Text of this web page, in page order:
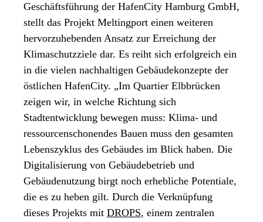
Geschäftsführung der HafenCity Hamburg GmbH,
stellt das Projekt Meltingport einen weiteren
hervorzuhebenden Ansatz zur Erreichung der
Klimaschutzziele dar. Es reiht sich erfolgreich ein
in die vielen nachhaltigen Gebäudekonzepte der
östlichen HafenCity. „Im Quartier Elbbrücken
zeigen wir, in welche Richtung sich
Stadtentwicklung bewegen muss: Klima- und
ressourcenschonendes Bauen muss den gesamten
Lebenszyklus des Gebäudes im Blick haben. Die
Digitalisierung von Gebäudebetrieb und
Gebäudenutzung birgt noch erhebliche Potentiale,
die es zu heben gilt. Durch die Verknüpfung
dieses Projekts mit DROPS, einem zentralen